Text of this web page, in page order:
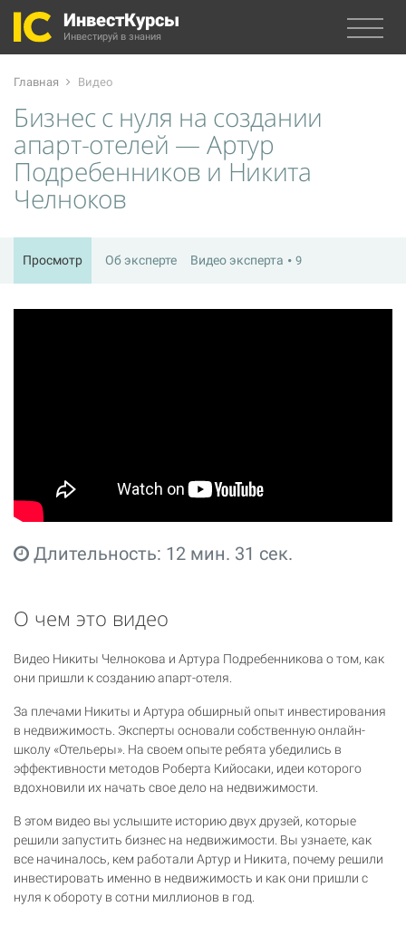
ИнвестКурсы
Инвестируй в знания
Главная Видео
Бизнес с нуля на создании
апарт-отелей — Артур
Подребенников и Никита
Челноков
Просмотр Об эксперте Видео эксперта 9
Длительность: 12 мин. 31 сек.
О чем это видео
Видео Никиты Челнокова и Артура Подребенникова о том, как
они пришли к созданию апарт-отеля.
За плечами Никиты и Артура обширный опыт инвестирования
в недвижимость. Эксперты основали собственную онлайн-
школу «Отельеры». На своем опыте ребята убедились в
эффективности методов Роберта Кийосаки, идеи которого
вдохновили их начать свое дело на недвижимости.
В этом видео вы услышите историю двух друзей, которые
решили запустить бизнес на недвижимости. Вы узнаете, как
все начиналось, кем работали Артур и Никита, почему решили
инвестировать именно в недвижимость и как они пришли с
нуля к обороту в сотни миллионов в год.